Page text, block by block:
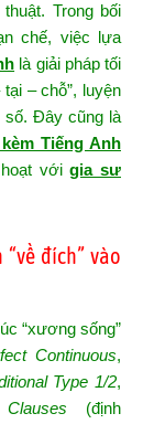
Trong bối
chế, việc lựa
là giải pháp tối
– chỗ”, luyện
số. Đây cũng là
Tiếng Anh
vớigia sư
đích” vào
“xương sống”
Continuous,
Type 1/2,
(định